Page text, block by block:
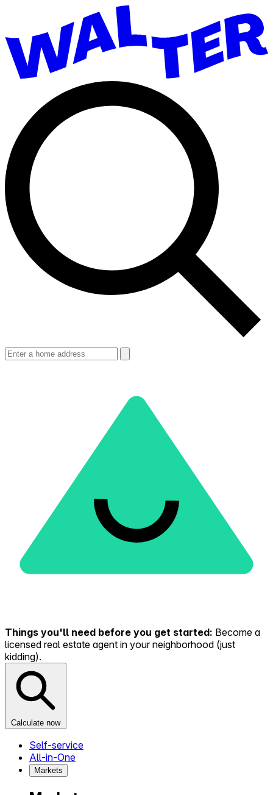
Things you'll need before you get started: Become a
licensed real estate agent in your neighborhood (just
kidding).
Calculate now
Self-service
All-in-One
Markets